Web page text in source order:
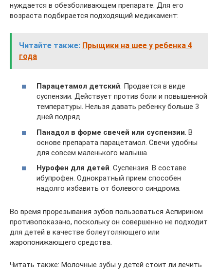
нуждается в обезболивающем препарате. Для его
возраста подбирается подходящий медикамент:
Читайте также: Прыщики на шее у ребенка 4
года
Парацетамол детский. Продается в виде
суспензии. Действует против боли и повышенной
температуры. Нельзя давать ребенку больше 3
дней подряд.
Панадол в форме свечей или суспензии. В
основе препарата парацетамол. Свечи удобны
для совсем маленького малыша.
Нурофен для детей. Суспензия. В составе
ибупрофен. Однократный прием способен
надолго избавить от болевого синдрома.
Во время прорезывания зубов пользоваться Аспирином
противопоказано, поскольку он совершенно не подходит
для детей в качестве болеутоляющего или
жаропонижающего средства.
Читать также: Молочные зубы у детей стоит ли лечить